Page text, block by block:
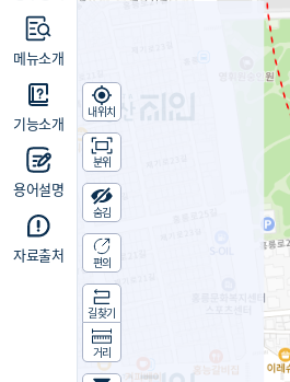
메뉴소개
기능소개
용어설명
자료출처
내위치
분위
숨김
편의
길찾기
거리